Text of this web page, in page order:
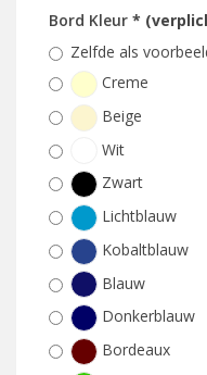
Bord Kleur *
Zelfde als
Creme
Beige
Wit
Zwart
Lichtblauw
Kobaltblauw
Blauw
Donkerblauw
Bordeaux